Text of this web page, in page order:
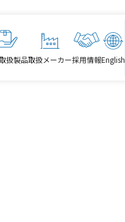
扱製品取扱メーカー採用情報English